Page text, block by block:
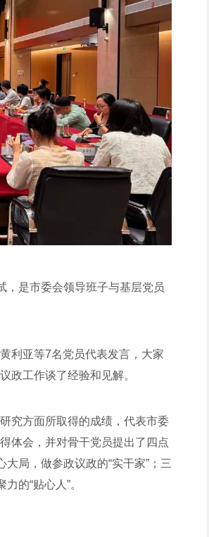
，是市委会领导班子与基层党员
利亚等7名党员代表发言，大家
政工作谈了经验和见解。
究方面所取得的成绩，代表市委
体会，并对骨干党员提出了四点
局，做参政议政的“实干家”；三
的“贴心人”。